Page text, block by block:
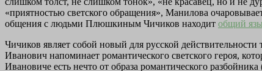
«приятностью светского обращения», Манилова
общения с людьми Плюшкиным Чичиков находит общий
Чичиков являет собой новый для русской
Иванович напоминает романтического светского героя,
Ивановиче есть нечто от образа романтического